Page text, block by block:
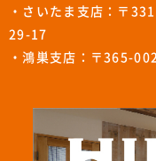
・さいたま支店：〒
29-17
・鴻巣支店：〒365-